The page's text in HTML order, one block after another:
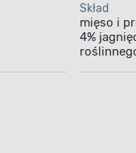
Skład
mięso i
4%